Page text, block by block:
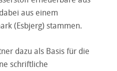
aus einem
(Esbjerg) stammen.
dazu als Basis für die
schriftliche